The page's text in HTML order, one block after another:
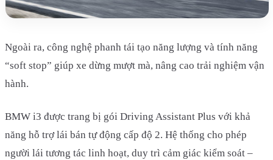
Ngoài ra, công nghệ phanh tái tạo năng lượng và tính năng
“soft stop” giúp xe dừng mượt mà, nâng cao trải nghiệm vận
hành.
BMW i3 được trang bị gói Driving Assistant Plus với khả
năng hỗ trợ lái bán tự động cấp độ 2. Hệ thống cho phép
người lái tương tác linh hoạt, duy trì cảm giác kiểm soát –